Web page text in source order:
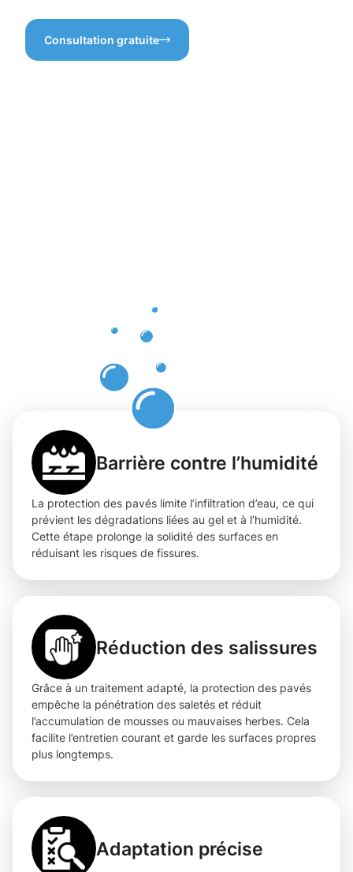
Consultation gratuite
Barrière contre l’humidité
La protection des pavés limite l’infiltration d’eau, ce qui
prévient les dégradations liées au gel et à l’humidité.
Cette étape prolonge la solidité des surfaces en
réduisant les risques de fissures.
Réduction des salissures
Grâce à un traitement adapté, la protection des pavés
empêche la pénétration des saletés et réduit
l’accumulation de mousses ou mauvaises herbes. Cela
facilite l’entretien courant et garde les surfaces propres
plus longtemps.
Adaptation précise